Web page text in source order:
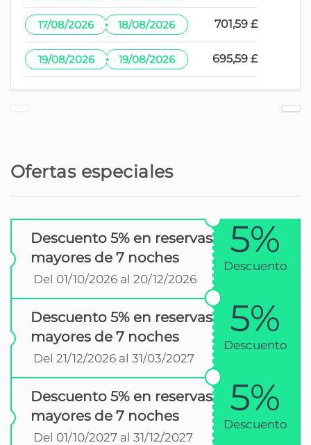
17/08/2026 · 18/08/2026 701,59 £
19/08/2026 · 19/08/2026 695,59 £
Ofertas especiales
Descuento 5% en reservas
mayores de 7 noches
Del 01/10/2026 al 20/12/2026
5%
Descuento
Descuento 5% en reservas
mayores de 7 noches
Del 21/12/2026 al 31/03/2027
5%
Descuento
Descuento 5% en reservas
mayores de 7 noches
Del 01/10/2027 al 31/12/2027
5%
Descuento